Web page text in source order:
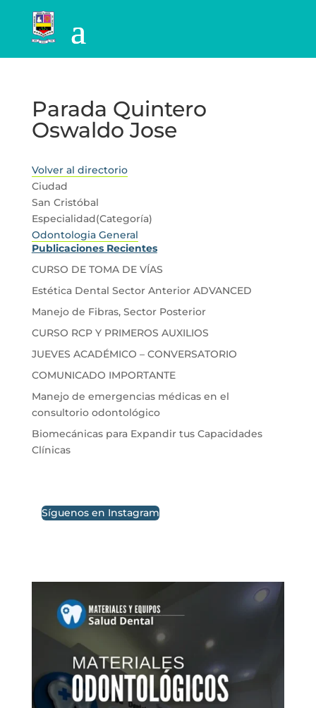
Parada Quintero
Oswaldo Jose
Volver al directorio
Ciudad
San Cristóbal
Especialidad(Categoría)
Odontologia General
Publicaciones Recientes
CURSO DE TOMA DE VÍAS
Estética Dental Sector Anterior ADVANCED
Manejo de Fibras, Sector Posterior
CURSO RCP Y PRIMEROS AUXILIOS
JUEVES ACADÉMICO – CONVERSATORIO
COMUNICADO IMPORTANTE
Manejo de emergencias médicas en el
consultorio odontológico
Biomecánicas para Expandir tus Capacidades
Clínicas
Síguenos en Instagram